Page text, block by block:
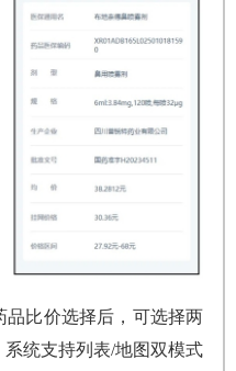
品比价选择后，可选择两
统支持列表/地图双模式